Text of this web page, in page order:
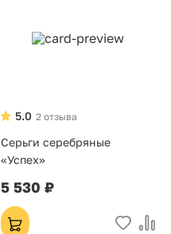
2 отзыва
5.0
Серьги серебряные
«Успех»
5 530 ₽